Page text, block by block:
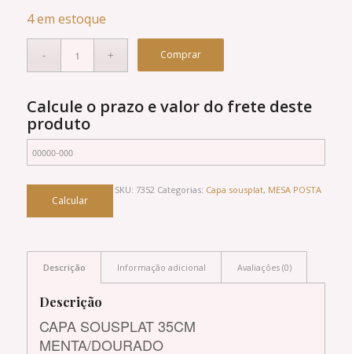
4 em estoque
Comprar
Calcule o prazo e valor do frete deste
produto
SKU: 7352 Categorias: Capa sousplat, MESA POSTA
Descrição Informação adicional Avaliações (0)
Descrição
CAPA SOUSPLAT 35CM
MENTA/DOURADO